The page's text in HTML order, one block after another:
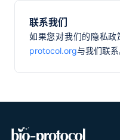
联系我们
如果您对我们的隐私
protocol.org与我们联系